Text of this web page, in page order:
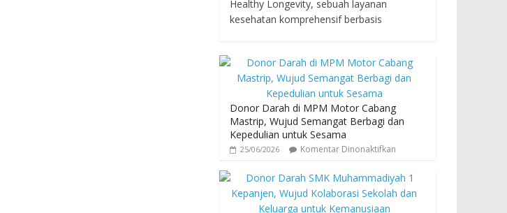
Healthy Longevity, sebuah layanan
kesehatan komprehensif berbasis
Donor Darah di MPM Motor Cabang
Mastrip, Wujud Semangat Berbagi dan
Kepedulian untuk Sesama
25/06/2026 Komentar Dinonaktifkan